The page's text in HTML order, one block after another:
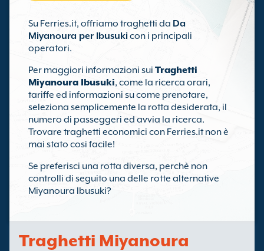
Su Ferries.it, offriamo traghetti da Da
Miyanoura per Ibusukicon i principali
operatori.
Per maggiori informazioni sui Traghetti
Miyanoura Ibusuki, come la ricerca orari,
tariffe ed informazioni su come prenotare,
seleziona semplicemente la rotta desiderata, il
numero di passeggeri ed avvia la ricerca.
Trovare traghetti economici con Ferries.it non è
mai stato cosi facile!
Se preferisci una rotta diversa, perchè non
controlli di seguito una delle rotte alternative
Miyanoura Ibusuki?
Traghetti Miyanoura